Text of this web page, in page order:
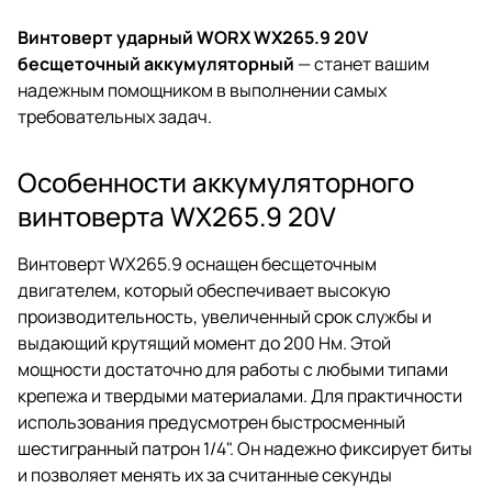
Винтоверт ударный WORX WX265.9 20V
бесщеточный аккумуляторный — станет вашим
надежным помощником в выполнении самых
требовательных задач.
Особенности аккумуляторного
винтоверта WX265.9 20V
Винтоверт WX265.9 оснащен бесщеточным
двигателем, который обеспечивает высокую
производительность, увеличенный срок службы и
выдающий крутящий момент до 200 Нм. Этой
мощности достаточно для работы с любыми типами
крепежа и твердыми материалами. Для практичности
использования предусмотрен быстросменный
шестигранный патрон 1/4". Он надежно фиксирует биты
и позволяет менять их за считанные секунды